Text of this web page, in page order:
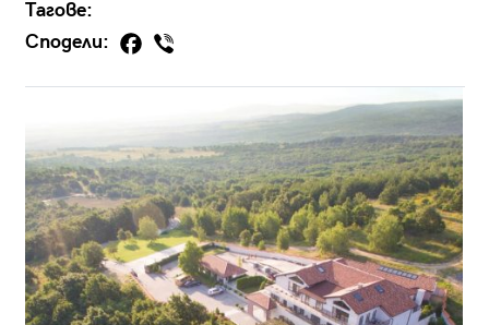
Тагове:
Сподели: